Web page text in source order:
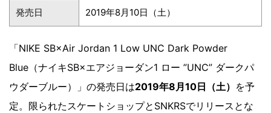
発売日 2019年8月10日（土）
「NIKE SB×Air Jordan 1 Low UNC Dark Powder
Blue（ナイキSB×エアジョーダン1 ロー ”UNC” ダークパ
ウダーブルー）」の発売日は2019年8月10日（土） を予
定。限られたスケートショップとSNKRSでリリースとな